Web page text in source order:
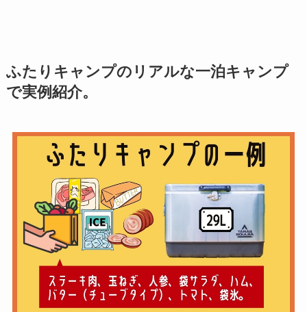
ふたりキャンプのリアルな一泊キャンプ
で実例紹介。